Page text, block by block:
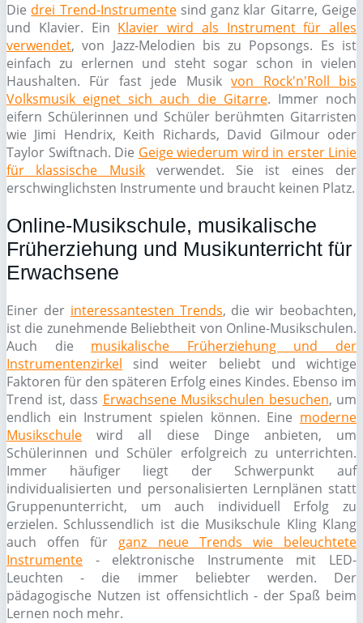
Die drei Trend-Instrumentesind ganz klar Gitarre, Geige
und Klavier. Ein Klavier wird als Instrument für alles
verwendet, von Jazz-Melodien bis zu Popsongs. Es ist
einfach zu erlernen und steht sogar schon in vielen
Haushalten. Für fast jede Musikvon Rock'n'Roll bis
Volksmusik eignet sich auch die Gitarre. Immer noch
eifern Schülerinnen und Schüler berühmten Gitarristen
wie Jimi Hendrix, Keith Richards, David Gilmour oder
Taylor Swiftnach. Die Geige wiederum wird in erster Linie
für klassische Musikverwendet. Sie ist eines der
erschwinglichsten Instrumente und braucht keinen Platz.
Online-Musikschule, musikalische
Früherziehung und Musikunterricht für
Erwachsene
Einer der interessantesten Trends, die wir beobachten,
ist die zunehmende Beliebtheit von Online-Musikschulen.
Auch die musikalische Früherziehung und der
Instrumentenzirkel sind weiter beliebt und wichtige
Faktoren für den späteren Erfolg eines Kindes. Ebenso im
Trend ist, dass Erwachsene Musikschulen besuchen, um
endlich ein Instrument spielen können. Eine moderne
Musikschule wird all diese Dinge anbieten, um
Schülerinnen und Schüler erfolgreich zu unterrichten.
Immer häufiger liegt der Schwerpunkt auf
individualisierten und personalisierten Lernplänen statt
Gruppenunterricht, um auch individuell Erfolg zu
erzielen. Schlussendlich ist die Musikschule Kling Klang
auch offen für ganz neue Trends wie beleuchtete
Instrumente - elektronische Instrumente mit LED-
Leuchten - die immer beliebter werden. Der
pädagogische Nutzen ist offensichtlich - der Spaß beim
Lernen noch mehr.